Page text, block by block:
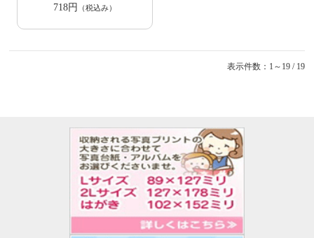
718円
（税込み）
表示件数：1～19 / 19